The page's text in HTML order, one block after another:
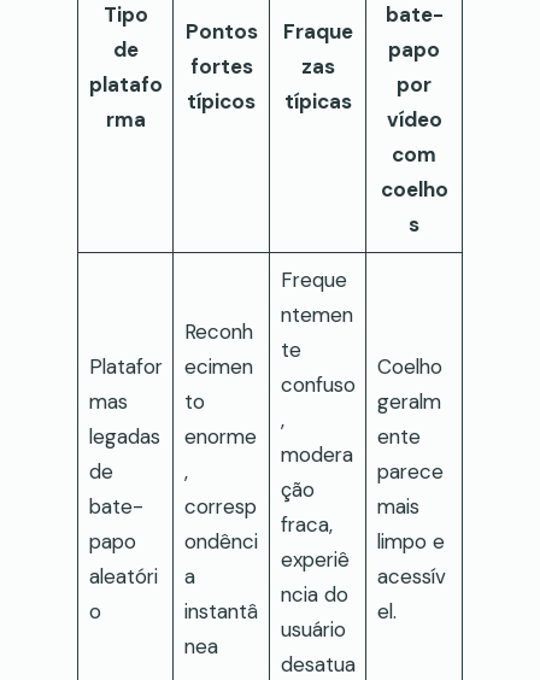
Tipo
de
platafo
rma
Pontos
fortes
típicos
Fraque
zas
típicas
bate-
papo
por
vídeo
com
coelho
s
Platafor
mas
legadas
de
bate-
papo
aleatóri
o
Reconh
ecimen
to
enorme
,
corresp
ondênci
a
instantâ
nea
Freque
ntemen
te
confuso
,
modera
ção
fraca,
experiê
ncia do
usuário
desatua
Coelho
geralm
ente
parece
mais
limpo e
acessív
el.